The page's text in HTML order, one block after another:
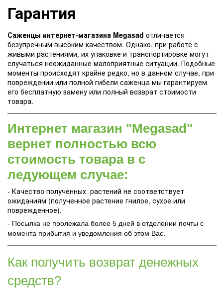
Гарантия
Саженцы интернет-магазина Megasad отличается
безупречным высоким качеством. Однако, при работе с
живыми растениями, их упаковке и транспортировке могут
случаться неожиданные малоприятные ситуации. Подобные
моменты происходят крайне редко, но в данном случае, при
повреждении или полной гибели саженца мы гарантируем
его бесплатную замену или полный возврат стоимости
товара.
Интернет магазин "Megasad"
вернет полностью всю
стоимость товара в с
ледующем случае:
- Качество полученных растений не соответствует
ожиданиям (полученное растение гнилое, сухое или
поврежденное).
- Посылка не пролежала более 5 дней в отделении почты с
момента прибытия и уведомления об этом Вас.
Как получить возврат денежных
средств?